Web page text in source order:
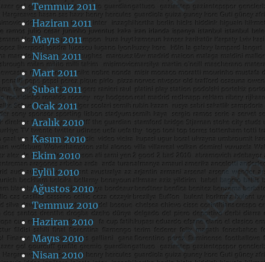
Temmuz 2011
Haziran 2011
Mayıs 2011
Nisan 2011
Mart 2011
Şubat 2011
Ocak 2011
Aralık 2010
Kasım 2010
Ekim 2010
Eylül 2010
Ağustos 2010
Temmuz 2010
Haziran 2010
Mayıs 2010
Nisan 2010